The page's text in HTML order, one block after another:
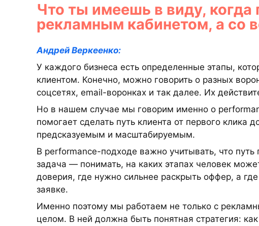
Что ты имеешь в виду, когда
рекламным кабинетом, а со
Андрей Веркеенко:
У каждого бизнеса есть определенные этапы,
клиентом. Конечно, можно говорить о разных
соцсетях, email-воронках и так далее. Их
Но в нашем случае мы говорим именно о
помогает сделать путь клиента от первого клика
предсказуемым и масштабируемым.
В performance-подходе важно учитывать, что
задача — понимать, на каких этапах человек
доверия, где нужно сильнее раскрыть оффер, а
заявке.
Именно поэтому мы работаем не только с
целом. В ней должна быть понятная стратегия: